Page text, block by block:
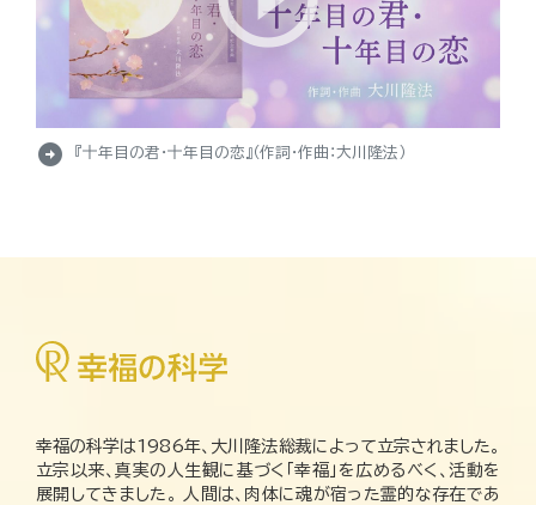
arrow_circle_right 『十年目の君・十年目の恋』（作詞・作曲：大川隆法）
幸福の科学は1986年、大川隆法総裁によって立宗されました。
立宗以来、真実の人生観に基づく「幸福」を広めるべく、活動を
展開してきました。 人間は、肉体に魂が宿った霊的な存在であ